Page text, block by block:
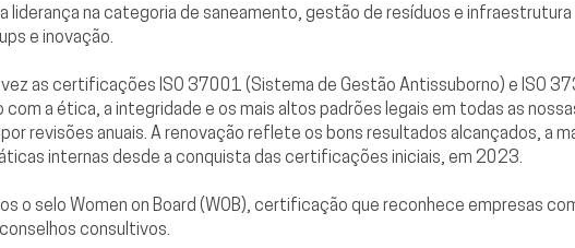
liderança na categoria de saneamento, gestão de resíduos e
e inovação.
as certificações ISO 37001 (Sistema de Gestão Antissuborno) e ISO
a ética, a integridade e os mais altos padrões legais em todas as
revisões anuais. A renovação reflete os bons resultados alcançados, a
internas desde a conquista das certificações iniciais, em 2023.
o selo Women on Board (WOB), certificação que reconhece empresas
consultivos.